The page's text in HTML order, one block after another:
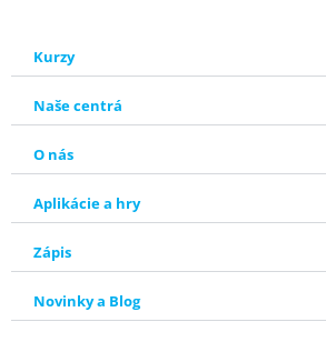
Kurzy
Naše centrá
O nás
Aplikácie a hry
Zápis
Novinky a Blog